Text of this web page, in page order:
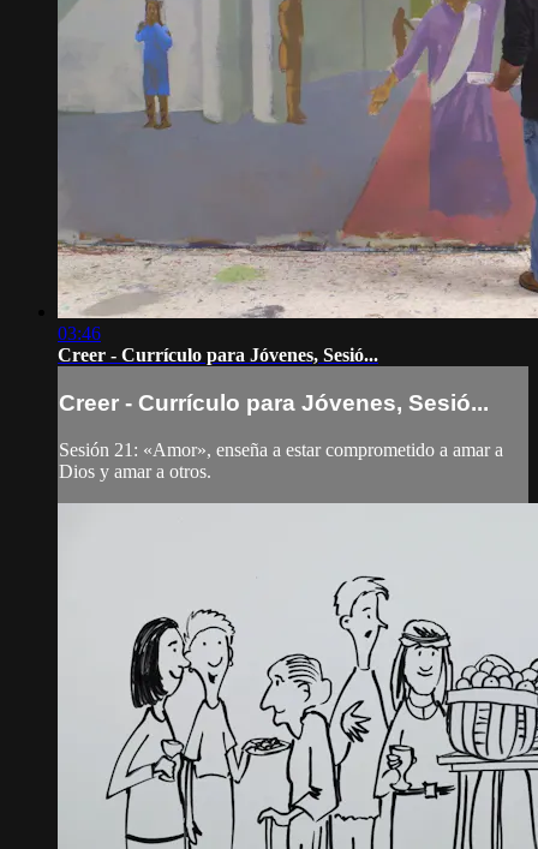
03:46
Creer - Currículo para Jóvenes, Sesió...
Creer - Currículo para Jóvenes, Sesió...
Sesión 21: «Amor», enseña a estar comprometido a amar a
Dios y amar a otros.